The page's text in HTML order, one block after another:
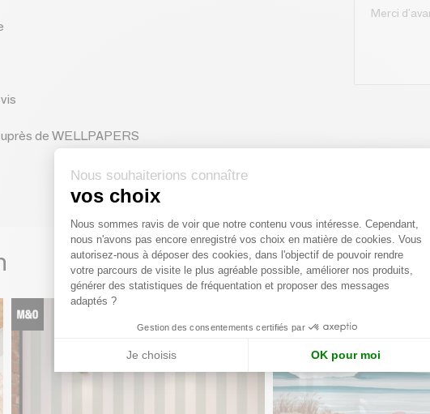
de WELLPAPERS
Nous souhaiterions connaître
vos choix
Plateforme de Gestion du
Nous sommes ravis de voir que notre contenu vous intéresse. Cependant,
nous n'avons pas encore enregistré vos choix en matière de cookies. Vous
autorisez-nous à déposer des cookies, dans l'objectif de pouvoir rendre
votre parcours de visite le plus agréable possible, améliorer nos produits,
générer des statistiques de fréquentation et proposer des messages
adaptés ?
Gestion des consentements certifiés par
Je choisis OK pour moi
Axeptio consent